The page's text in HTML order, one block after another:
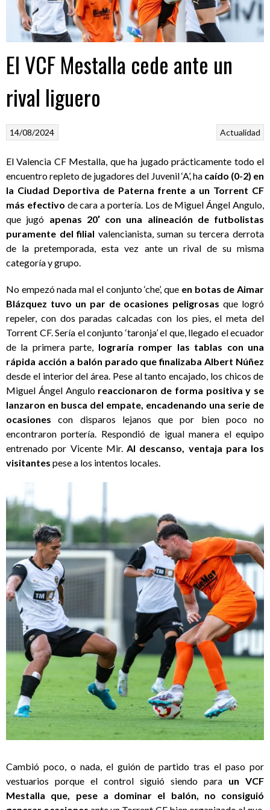
El VCF Mestalla cede ante un
rival liguero
Actualidad
14/08/2024
El Valencia CF Mestalla, que ha jugado prácticamente todo el
encuentro repleto de jugadores del Juvenil ‘A’, ha caído (0-2) en
la Ciudad Deportiva de Paterna frente a un Torrent CF
más efectivo de cara a portería. Los de Miguel Ángel Angulo,
que jugó apenas 20′ con una alineación de futbolistas
puramente del filial valencianista, suman su tercera derrota
de la pretemporada, esta vez ante un rival de su misma
categoría y grupo.
No empezó nada mal el conjunto ‘che’, que en botas de Aimar
Blázquez tuvo un par de ocasiones peligrosas que logró
repeler, con dos paradas calcadas con los pies, el meta del
Torrent CF. Sería el conjunto ‘taronja’ el que, llegado el ecuador
de la primera parte, lograría romper las tablas con una
rápida acción a balón parado que finalizaba Albert Núñez
desde el interior del área. Pese al tanto encajado, los chicos de
Miguel Ángel Angulo reaccionaron de forma positiva y se
lanzaron en busca del empate, encadenando una serie de
ocasiones con disparos lejanos que por bien poco no
encontraron portería. Respondió de igual manera el equipo
entrenado por Vicente Mir. Al descanso, ventaja para los
visitantes pese a los intentos locales.
Cambió poco, o nada, el guión de partido tras el paso por
vestuarios porque el control siguió siendo para un VCF
Mestalla que, pese a dominar el balón, no consiguió